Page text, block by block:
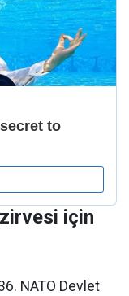
için
NATO Devlet